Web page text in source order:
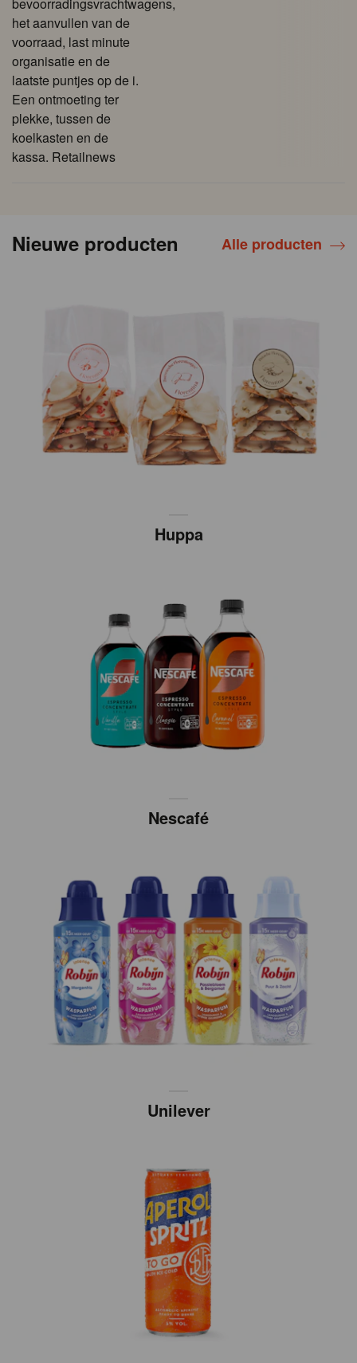
het aanvullen van de
voorraad, last minute
organisatie en de
laatste puntjes op de i.
Een ontmoeting ter
plekke, tussen de
koelkasten en de
kassa. Retailnews
Nieuwe producten Alle producten
Huppa
Nescafé
Unilever